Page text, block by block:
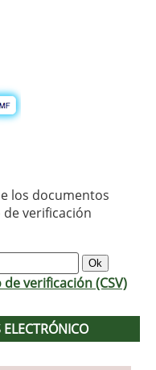
los documentos
verificación
verificación (CSV)